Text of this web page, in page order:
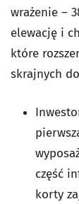
wrażenie –
elewację i
które
skrajnych
część
korty